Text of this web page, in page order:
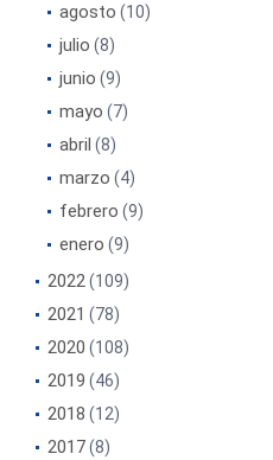
agosto (10)
julio (8)
junio (9)
mayo (7)
abril (8)
marzo (4)
febrero (9)
enero (9)
2022(109)
2021 (78)
2020 (108)
2019 (46)
2018 (12)
2017(8)